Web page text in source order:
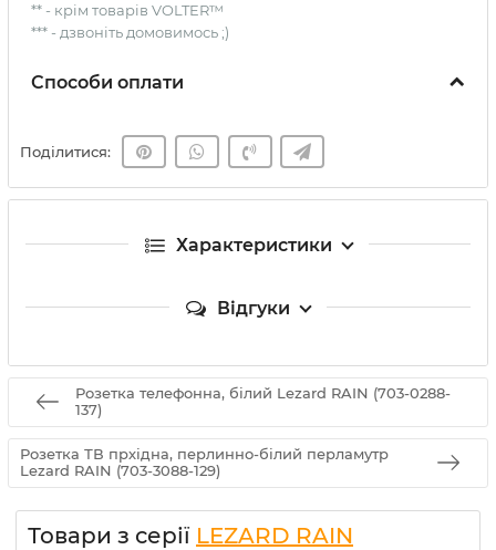
** - крім товарів VOLTER™
*** - дзвоніть домовимось ;)
Способи оплати
Поділитися:
Характеристики
Відгуки
Розетка телефонна, білий Lezard RAIN (703-0288-
137)
Розетка ТВ прхідна, перлинно-білий перламутр
Lezard RAIN (703-3088-129)
Товари з серії LEZARD RAIN